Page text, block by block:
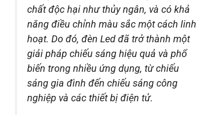
chất độc hại như thủy ngân, và có khả
năng điều chỉnh màu sắc một cách linh
hoạt. Do đó, đèn Led đã trở thành một
giải pháp chiếu sáng hiệu quả và phổ
biến trong nhiều ứng dụng, từ chiếu
sáng gia đình đến chiếu sáng công
nghiệp và các thiết bị điện tử.